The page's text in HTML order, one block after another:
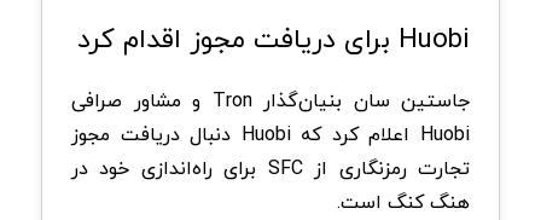
Huobi برای دریافت مجوز اقدام کرد
جاستین سان بنیان‌گذار Tron و مشاور صرافی
Huobi اعلام کرد که Huobi دنبال دریافت مجوز
تجارت رمزنگاری از SFC برای راه‌اندازی خود در
هنگ کنگ است.